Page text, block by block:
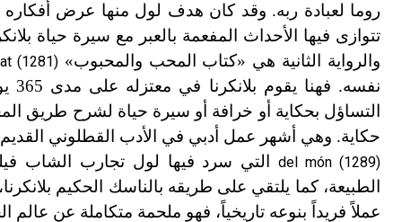
روما لعبادة ربه. وقد كان هدف لول منها عرض أفكاره
تتوازى فيها الأحداث المفعمة بالعبر مع سيرة حياة
والرواية الثانية هي «كتاب المحب والمحبوب»(1281)
حكاية. وهي أشهر عمل أدبي في الأدب القطلوني
del món (1289)التي سرد فيها لول تجارب الشاب
الطبيعة، كما يلتقي على طريقه بالناسك الحكيم
عملاً فريداً بنوعه تاريخياً، فهو ملحمة متكاملة عن